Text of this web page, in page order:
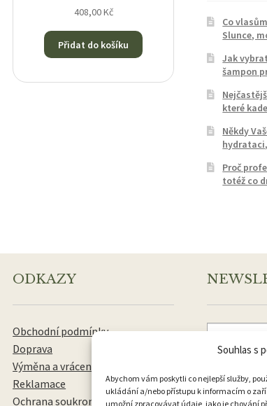
Souhlas s
Abychom vám poskytli co nejlepší služby,
ukládání a/nebo přístupu k informacím o
umožní zpracovávat údaje, jako je chování
408,00Kč
Přidat do košíku
Co
Slunce,
Jak
šampon
které
Někdy
Proč
totéž co
ODKAZY
Obchodní podmínky
Doprava
Výměna a vrácení zboží
Reklamace
Ochrana soukromí